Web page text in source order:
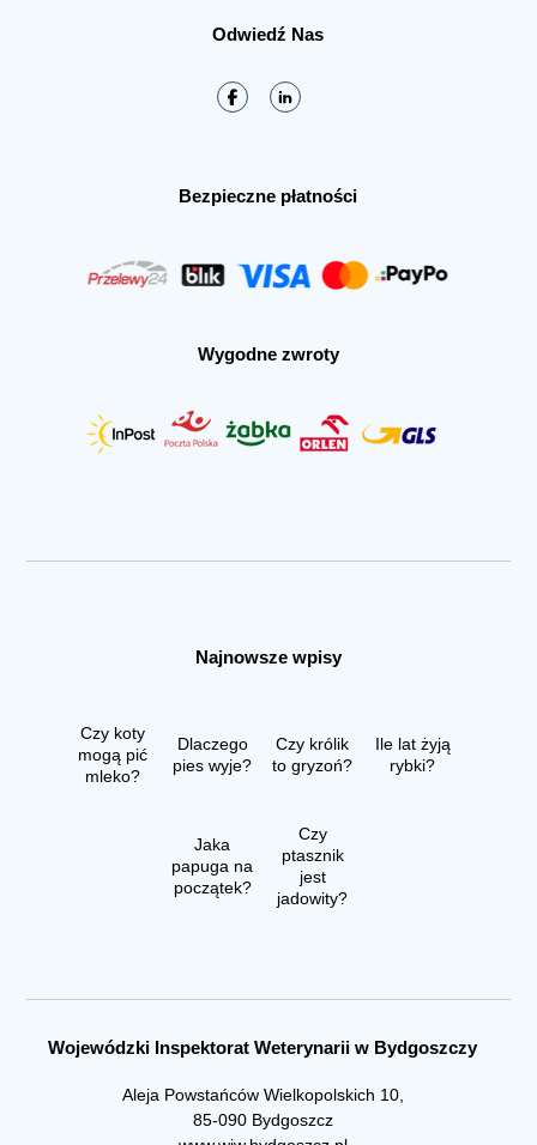
Odwiedź Nas
Bezpieczne płatności
Wygodne zwroty
Najnowsze wpisy
Czy koty
mogą pić
mleko?
Dlaczego
pies wyje?
Czy królik
to gryzoń?
Ile lat żyją
rybki?
Jaka
papuga na
początek?
Czy
ptasznik
jest
jadowity?
Wojewódzki Inspektorat Weterynarii w Bydgoszczy
Aleja Powstańców Wielkopolskich 10,
85-090 Bydgoszcz